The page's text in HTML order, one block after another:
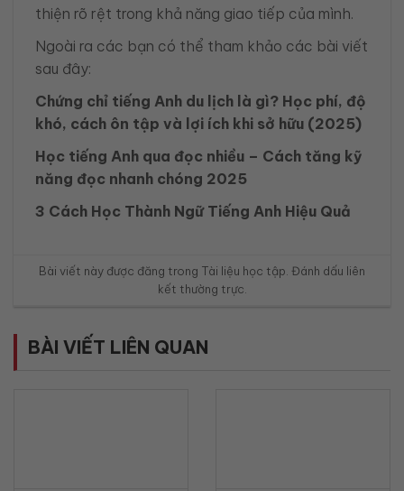
thiện rõ rệt trong khả năng giao tiếp của mình.
Ngoài ra các bạn có thể tham khảo các bài viết
sau đây:
Chứng chỉ tiếng Anh du lịch là gì? Học phí, độ
khó, cách ôn tập và lợi ích khi sở hữu (2025)
Học tiếng Anh qua đọc nhiều – Cách tăng kỹ
năng đọc nhanh chóng 2025
3 Cách Học Thành Ngữ Tiếng Anh Hiệu Quả
Bài viết này được đăng trong Tài liệu học tập . Đánh dấu liên
kết thường trực
BÀI VIẾT LIÊN QUAN